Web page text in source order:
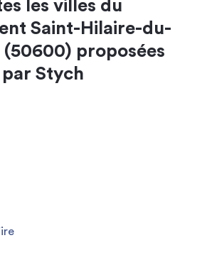
les villes du
Saint-Hilaire-du-
(50600) proposées
par Stych